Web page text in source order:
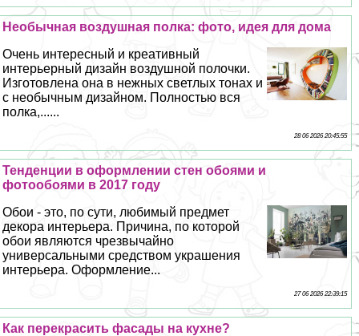
Необычная воздушная полка: фото, идея для дома
Очень интересный и креативный
интерьерный дизайн воздушной полочки.
Изготовлена она в нежных светлых тонах и
с необычным дизайном. Полностью вся
полка,......
28 06 2026 20:45:55
Тенденции в оформлении стен обоями и
фотообоями в 2017 году
Обои - это, по сути, любимый предмет
декора интерьера. Причина, по которой
обои являются чрезвычайно
универсальными средством украшения
интерьера. Оформление...
27 06 2026 22:39:15
Как перекрасить фасады на кухне?